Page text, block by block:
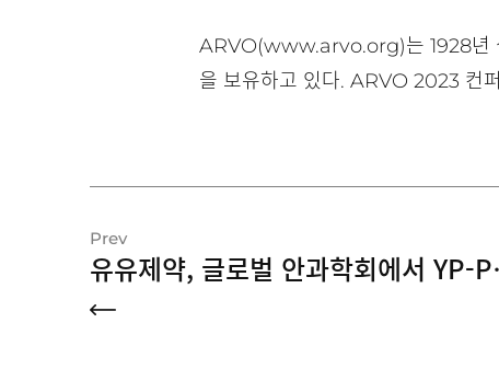
ARVO(www.arvo.org)는 1928년
을 보유하고 있다. ARVO 2023 컨
Prev
유유제